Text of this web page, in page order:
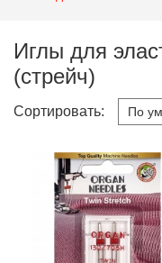
Иглы для
(стрейч)
Сортировать: